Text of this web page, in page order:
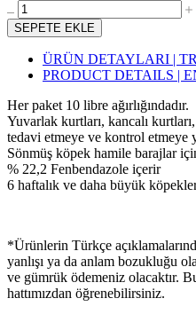
SEPETE EKLE
ÜRÜN DETAYLARI | TR
PRODUCT DETAILS |
Her paket 10 libre ağırlığındadır.
Yuvarlak kurtları, kancalı
tedavi etmeye ve kontrol etmeye
Sönmüş köpek hamile barajlar
% 22,2 Fenbendazole içerir
6 haftalık ve daha büyük
*Ürünlerin Türkçe
yanlışı ya da anlam bozukluğu
ve gümrük ödemeniz olacaktır.
hattımızdan öğrenebilirsiniz.